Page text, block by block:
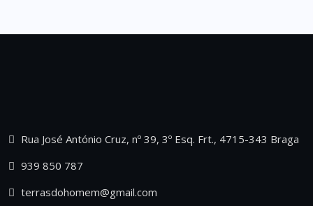
Rua José António Cruz, nº 39, 3º Esq. Frt., 4715-343 Braga
939 850 787
terrasdohomem@gmail.com